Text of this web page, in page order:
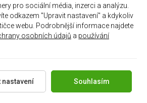
službách informační společnosti) a
zákona, odpovědni za příspěvky
těchto stránek.
Všechna práva vyhrazena.
Created by
pro sociální média, inzerci a analýzu.
odkazem "Upravit nastavení" a kdykoliv
webu. Podrobnější informace najdete
osobních údajů a používání
Souhlasím
nastavení